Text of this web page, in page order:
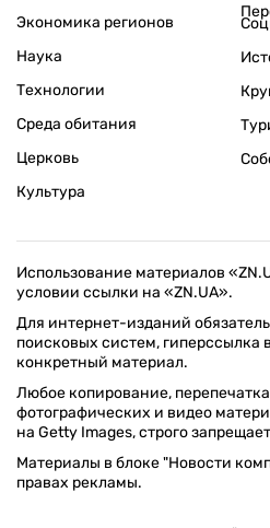
Экономика регионов
Наука
Технологии
Среда обитания
Церковь
Культура
Использование материалов
условии ссылки на «ZN.UA».
Для интернет-изданий
поисковых систем, гиперссылка
конкретный материал.
Любое копирование,
фотографических и видео
на Getty Images, строго
Материалы в блоке "Новости
правах рекламы.